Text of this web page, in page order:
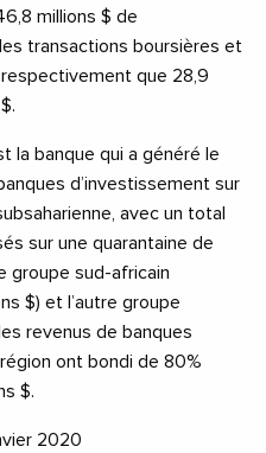
millions $ de
transactions boursières et
que 28,9
la banque qui a généré le
d’investissement sur
avec un total
sur une quarantaine de
groupe sud-africain
$) et l’autre groupe
revenus de banques
ont bondi de 80%
$.
2020